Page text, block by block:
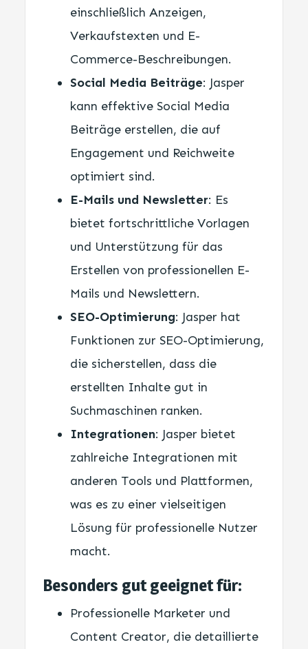
einschließlich Anzeigen,
Verkaufstexten und E-
Commerce-Beschreibungen.
Social Media Beiträge: Jasper
kann effektive Social Media
Beiträge erstellen, die auf
Engagement und Reichweite
optimiert sind.
E-Mails und Newsletter: Es
bietet fortschrittliche Vorlagen
und Unterstützung für das
Erstellen von professionellen E-
Mails und Newslettern.
SEO-Optimierung: Jasper hat
Funktionen zur SEO-Optimierung,
die sicherstellen, dass die
erstellten Inhalte gut in
Suchmaschinen ranken.
Integrationen: Jasper bietet
zahlreiche Integrationen mit
anderen Tools und Plattformen,
was es zu einer vielseitigen
Lösung für professionelle Nutzer
macht.
Besonders gut geeignet für:
Professionelle Marketer und
Content Creator, die detaillierte